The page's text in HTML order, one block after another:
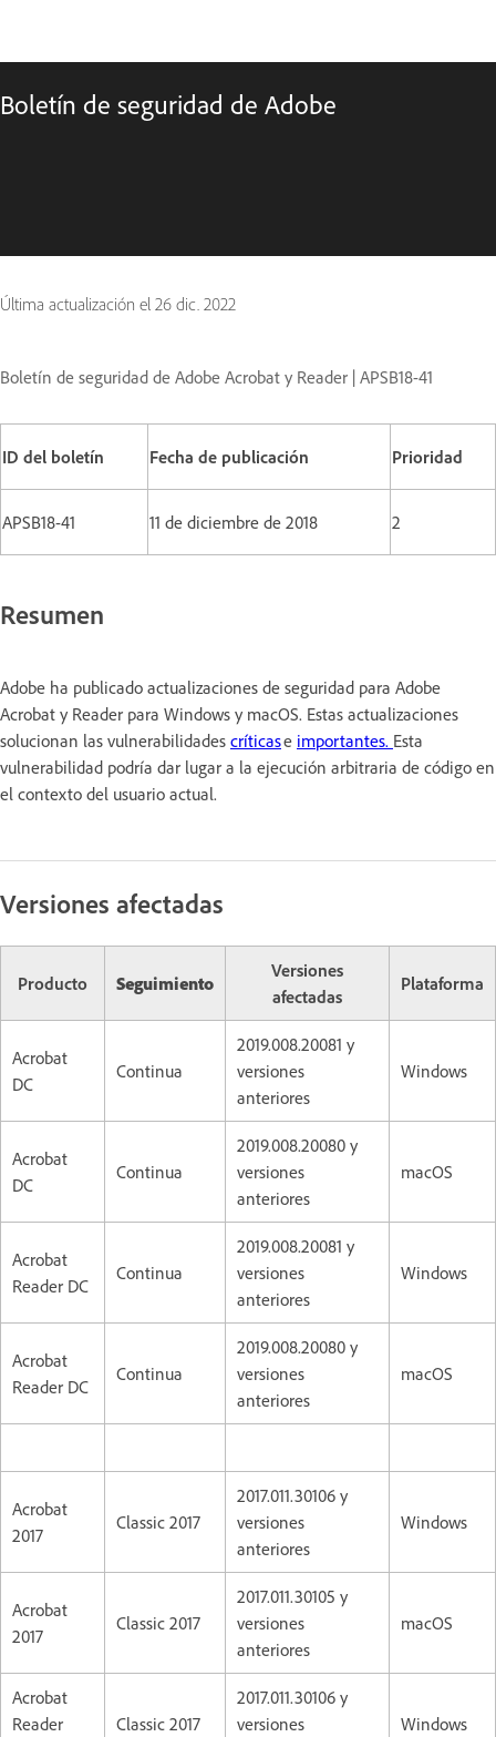
Boletín de seguridad de Adobe
Última actualización el 26 dic. 2022
Boletín de seguridad de Adobe Acrobat y Reader | APSB18-41
ID del boletín Fecha de publicación Prioridad
APSB18-41 11 de diciembre de 2018 2
Resumen
Adobe ha publicado actualizaciones de seguridad para Adobe
Acrobat y Reader para Windows y macOS. Estas actualizaciones
solucionan las vulnerabilidades críticase importantes. Esta
vulnerabilidad podría dar lugar a la ejecución arbitraria de código en
el contexto del usuario actual.
Versiones afectadas
Producto Seguimiento
Versiones
afectadas
Plataforma
Acrobat
DC
Continua
2019.008.20081 y
versiones
anteriores
Windows
Acrobat
DC
Continua
2019.008.20080 y
versiones
anteriores
macOS
Acrobat
Reader DC
Continua
2019.008.20081 y
versiones
anteriores
Windows
Acrobat
Reader DC
Continua
2019.008.20080 y
versiones
anteriores
macOS
Acrobat
2017
Classic 2017
2017.011.30106 y
versiones
anteriores
Windows
Acrobat
2017
Classic 2017
2017.011.30105 y
versiones
anteriores
macOS
Acrobat
Reader
Classic 2017
2017.011.30106 y
versiones
Windows